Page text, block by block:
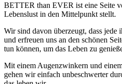
BETTER than EVER ist eine Seite
Lebenslust in den Mittelpunkt stellt.
Wir sind davon überzeugt, dass jede
und erfreuen uns an den schönen
tun können, um das Leben zu
Mit einem Augenzwinkern und
gehen wir einfach unbeschwerter